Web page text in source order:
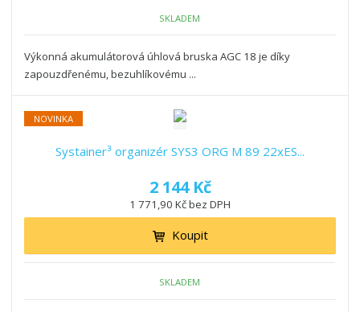
SKLADEM
Výkonná akumulátorová úhlová bruska AGC 18 je díky
zapouzdřenému, bezuhlíkovému ...
NOVINKA
Systainer³ organizér SYS3 ORG M 89 22xES...
2 144 Kč
1 771,90 Kč bez DPH
Koupit
SKLADEM